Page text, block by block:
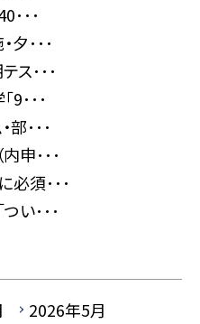
･･･
夕･･･
ス･･･
9･･･
部･･･
内申･･･
必須･･･
い･･･
2026年5月